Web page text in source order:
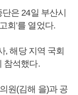
은 24일 부산시
회’를 열었다.
, 해당 지역 국회
참석했다.
원(김해 을)과 공